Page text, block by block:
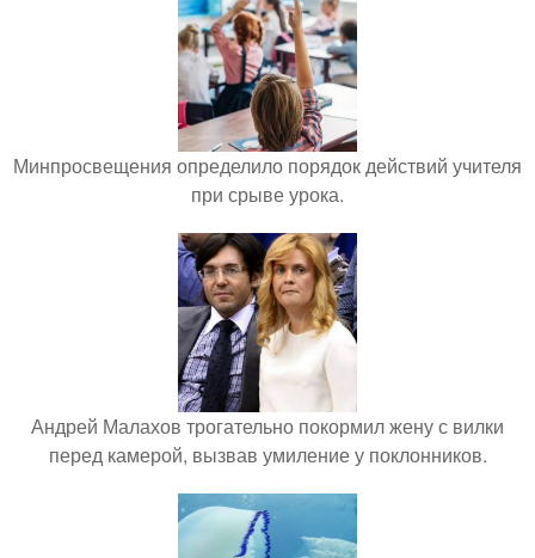
Минпросвещения определило порядок действий учителя
при срыве урока.
Андрей Малахов трогательно покормил жену с вилки
перед камерой, вызвав умиление у поклонников.